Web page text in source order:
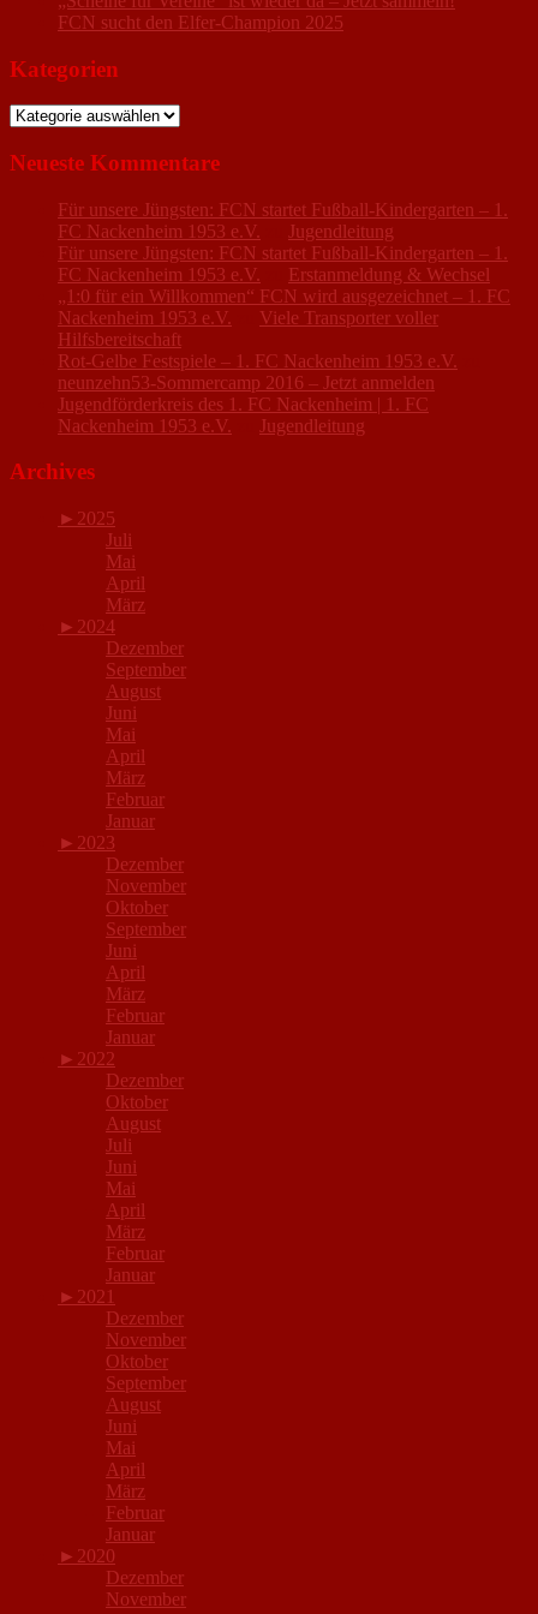
FCN sucht den Elfer-Champion 2025
Kategorien
Kategorien
Neueste Kommentare
Für unsere Jüngsten: FCN startet Fußball-Kindergarten – 1.
FC Nackenheim 1953 e.V.
Jugendleitung
Für unsere Jüngsten: FCN startet Fußball-Kindergarten – 1.
FC Nackenheim 1953 e.V.
Erstanmeldung & Wechsel
„1:0 für ein Willkommen“ FCN wird ausgezeichnet – 1. FC
Nackenheim 1953 e.V.
Viele Transporter voller
Hilfsbereitschaft
Rot-Gelbe Festspiele – 1. FC Nackenheim 1953 e.V.
neunzehn53-Sommercamp 2016 – Jetzt anmelden
Jugendförderkreis des 1. FC Nackenheim | 1. FC
Nackenheim 1953 e.V.
Jugendleitung
Archives
► 2025
Juli
Mai
April
März
► 2024
Dezember
September
August
Juni
Mai
April
März
Februar
Januar
► 2023
Dezember
November
Oktober
September
Juni
April
März
Februar
Januar
► 2022
Dezember
Oktober
August
Juli
Juni
Mai
April
März
Februar
Januar
► 2021
Dezember
November
Oktober
September
August
Juni
Mai
April
März
Februar
Januar
► 2020
Dezember
November